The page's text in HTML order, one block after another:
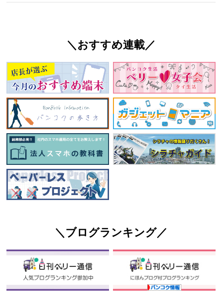
＼おすすめ連載／
＼ブログランキング／